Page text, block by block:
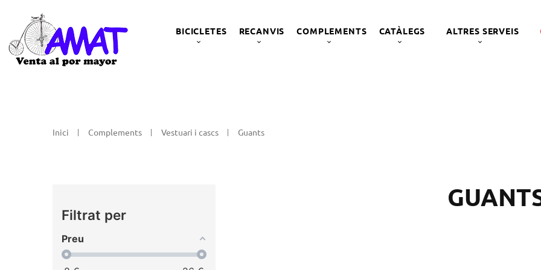
BICICLETES RECANVIS COMPLEMENTS CATÀLEGS ALTRES SERVEIS
Inici Complements Vestuari i cascs Guants
Filtrat per
Preu